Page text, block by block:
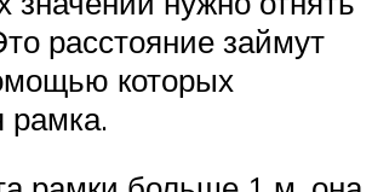
расстояние займут
которых
рамка.